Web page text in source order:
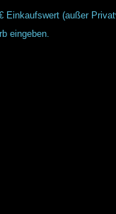
(außer
eingeben.